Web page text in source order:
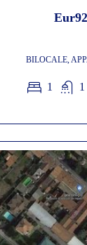
BILOCALE,
1 1